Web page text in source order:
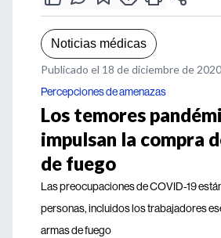
Noticias médicas
Publicado el 18 de diciembre de 2020
Percepciones de amenazas
Los temores
impulsan la compra
de fuego
Las preocupaciones de COVID-19
personas, incluidos los trabajadores
armas de fuego